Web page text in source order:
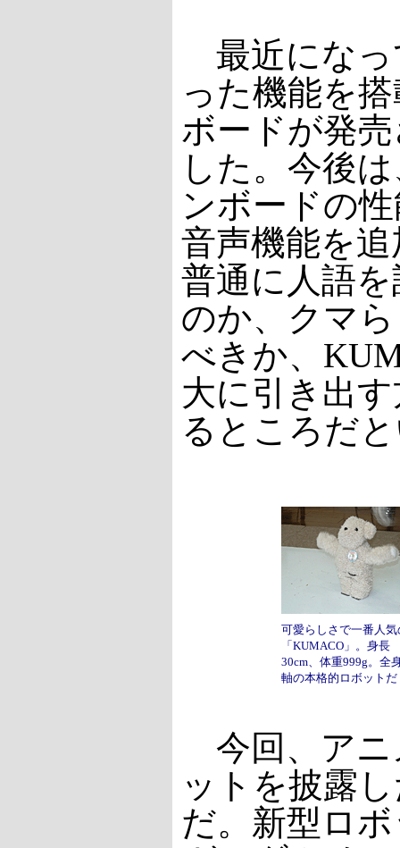
最近になっ
った機能を
ボードが発
した。今後
ンボードの
音声機能を
普通に人語
のか、クマ
べきか、
大に引き出
るところだ
可愛らしさで一番人気
「KUMACO」。身長
30cm、体重999g。全
軸の本格的ロボットだ
今回、アニ
ットを披露
だ。新型ロ